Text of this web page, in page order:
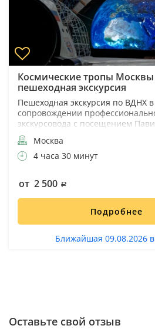
Космические тропы Москвы
пешеходная экскурсия
Пешеходная экскурсия по ВДНХ в
сопровождении
экскурсовода с посещением
Москва
4 часа 30 минут
от 2 500
Подробнее
Ближайшая 09.08.2026
Оставьте свой отзыв